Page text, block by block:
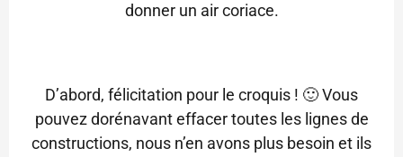
donner un air coriace.
D’abord, félicitation pour le croquis ! 🙂 Vous
pouvez dorénavant effacer toutes les lignes de
constructions, nous n’en avons plus besoin et ils